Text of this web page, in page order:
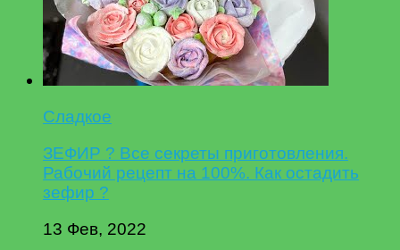
Сладкое
ЗЕФИР ? Все секреты приготовления.
Рабочий рецепт на 100%. Как остадить
зефир ?
13 Фев, 2022